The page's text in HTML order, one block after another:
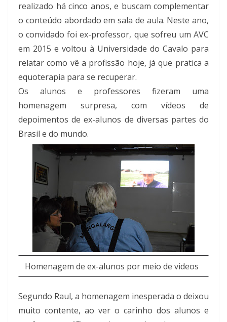
realizado há cinco anos, e buscam complementar
o conteúdo abordado em sala de aula. Neste ano,
o convidado foi ex-professor, que sofreu um AVC
em 2015 e voltou à Universidade do Cavalo para
relatar como vê a profissão hoje, já que pratica a
equoterapia para se recuperar.
Os alunos e professores fizeram uma
homenagem surpresa, com vídeos de
depoimentos de ex-alunos de diversas partes do
Brasil e do mundo.
Homenagem de ex-alunos por meio de videos
Segundo Raul, a homenagem inesperada o deixou
muito contente, ao ver o carinho dos alunos e